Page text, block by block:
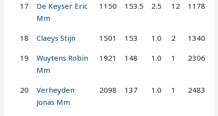
17
De Keyser Eric
Mm
1150 153.5 2.5 12 1178
18 Claeys Stijn 1501 153 1.0 2 1340
19
Wuytens Robin
Mm
1921 148 1.0 1 2306
20
Verheyden
Jonas Mm
2098 137 1.0 1 2483